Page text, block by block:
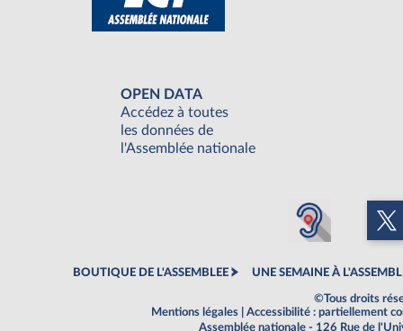
OPEN DATA
Accédez à toutes
les données de
l'Assemblée nationale
BOUTIQUE DE L'ASSEMBLEE UNE SEMAINE À
©Tous droits
Mentions légales
Accessibilité : partiellement
Assemblée nationale - 126 Rue de